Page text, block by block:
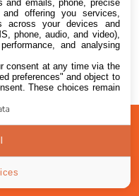
© 2012-2026
and emails, phone, precise
offering you services,
across your devices and
phone, audio, and video),
and analysing
consent at any time via the
preferences" and object to
These choices remain